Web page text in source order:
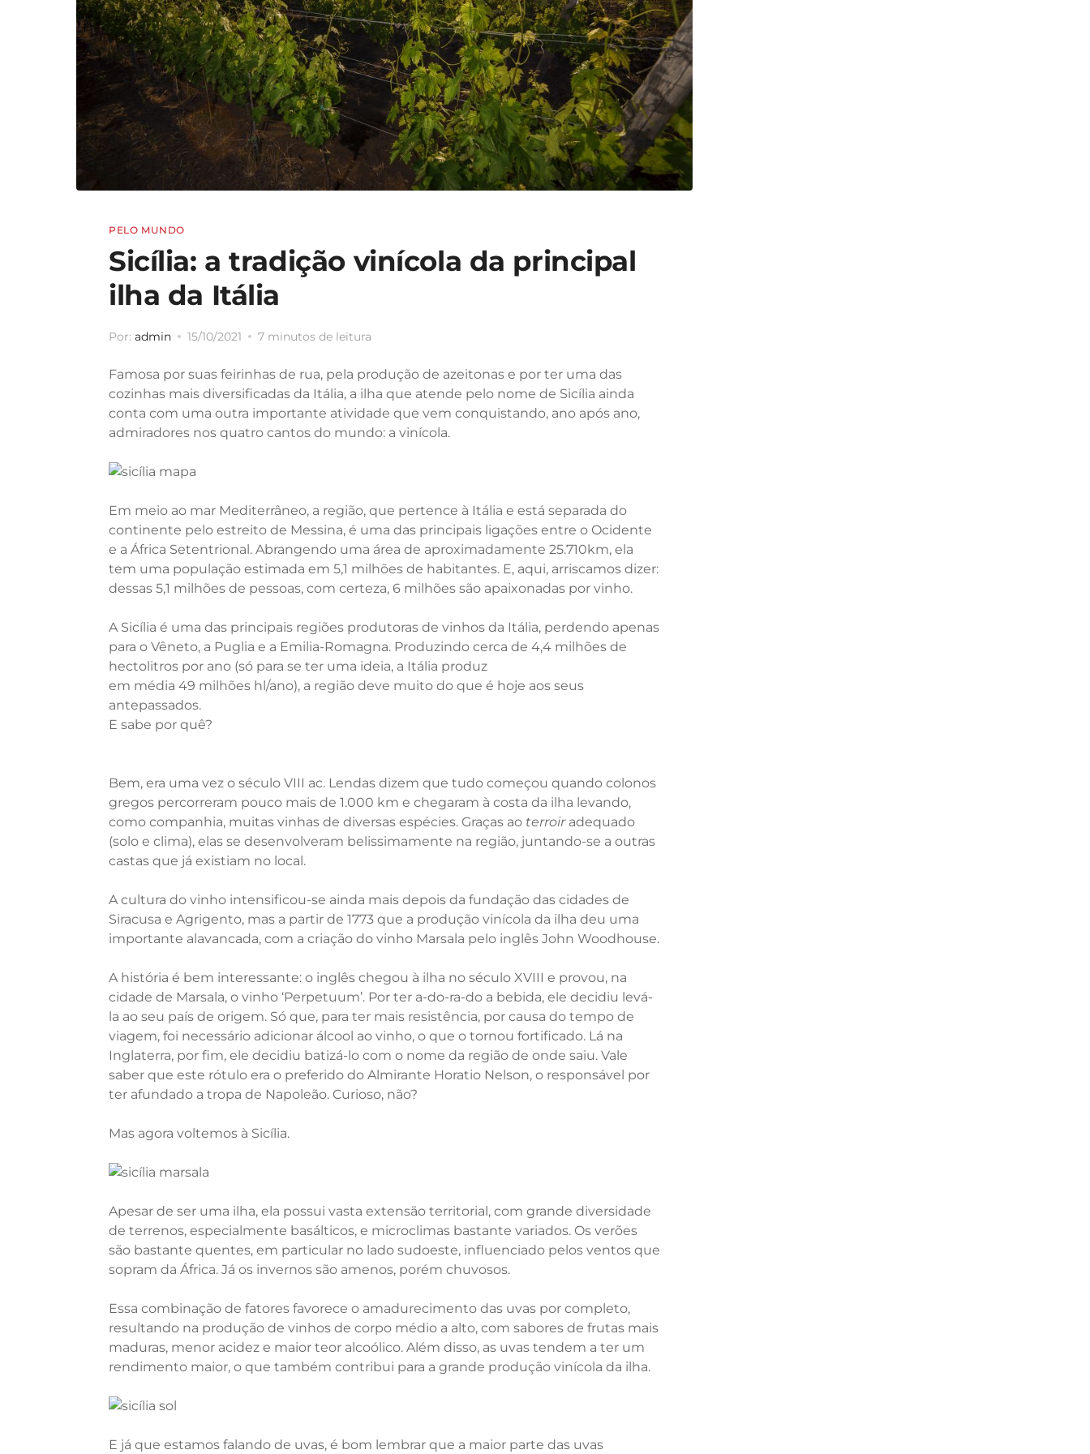
PELO MUNDO
Sicília: a tradição vinícola da principal
ilha da Itália
Por: admin 15/10/2021 7 minutos de leitura
Famosa por suas feirinhas de rua, pela produção de azeitonas e por ter uma das
cozinhas mais diversificadas da Itália, a ilha que atende pelo nome de Sicília ainda
conta com uma outra importante atividade que vem conquistando, ano após ano,
admiradores nos quatro cantos do mundo: a vinícola.
Em meio ao mar Mediterrâneo, a região, que pertence à Itália e está separada do
continente pelo estreito de Messina, é uma das principais ligações entre o Ocidente
e a África Setentrional. Abrangendo uma área de aproximadamente 25.710km, ela
tem uma população estimada em 5,1 milhões de habitantes. E, aqui, arriscamos dizer:
dessas 5,1 milhões de pessoas, com certeza, 6 milhões são apaixonadas por vinho.
A Sicília é uma das principais regiões produtoras de vinhos da Itália, perdendo apenas
para o Vêneto, a Puglia e a Emilia-Romagna. Produzindo cerca de 4,4 milhões de
hectolitros por ano (só para se ter uma ideia, a Itália produz
em média 49 milhões hl/ano), a região deve muito do que é hoje aos seus
antepassados.
E sabe por quê?
Bem, era uma vez o século VIII ac. Lendas dizem que tudo começou quando colonos
gregos percorreram pouco mais de 1.000 km e chegaram à costa da ilha levando,
como companhia, muitas vinhas de diversas espécies. Graças ao terroiradequado
(solo e clima), elas se desenvolveram belissimamente na região, juntando-se a outras
castas que já existiam no local.
A cultura do vinho intensificou-se ainda mais depois da fundação das cidades de
Siracusa e Agrigento, mas a partir de 1773 que a produção vinícola da ilha deu uma
importante alavancada, com a criação do vinho Marsala pelo inglês John Woodhouse.
A história é bem interessante: o inglês chegou à ilha no século XVIII e provou, na
cidade de Marsala, o vinho ‘Perpetuum’. Por ter a-do-ra-do a bebida, ele decidiu levá-
la ao seu país de origem. Só que, para ter mais resistência, por causa do tempo de
viagem, foi necessário adicionar álcool ao vinho, o que o tornou fortificado. Lá na
Inglaterra, por fim, ele decidiu batizá-lo com o nome da região de onde saiu. Vale
saber que este rótulo era o preferido do Almirante Horatio Nelson, o responsável por
ter afundado a tropa de Napoleão. Curioso, não?
Mas agora voltemos à Sicília.
Apesar de ser uma ilha, ela possui vasta extensão territorial, com grande diversidade
de terrenos, especialmente basálticos, e microclimas bastante variados. Os verões
são bastante quentes, em particular no lado sudoeste, influenciado pelos ventos que
sopram da África. Já os invernos são amenos, porém chuvosos.
Essa combinação de fatores favorece o amadurecimento das uvas por completo,
resultando na produção de vinhos de corpo médio a alto, com sabores de frutas mais
maduras, menor acidez e maior teor alcoólico. Além disso, as uvas tendem a ter um
rendimento maior, o que também contribui para a grande produção vinícola da ilha.
E já que estamos falando de uvas, é bom lembrar que a maior parte das uvas